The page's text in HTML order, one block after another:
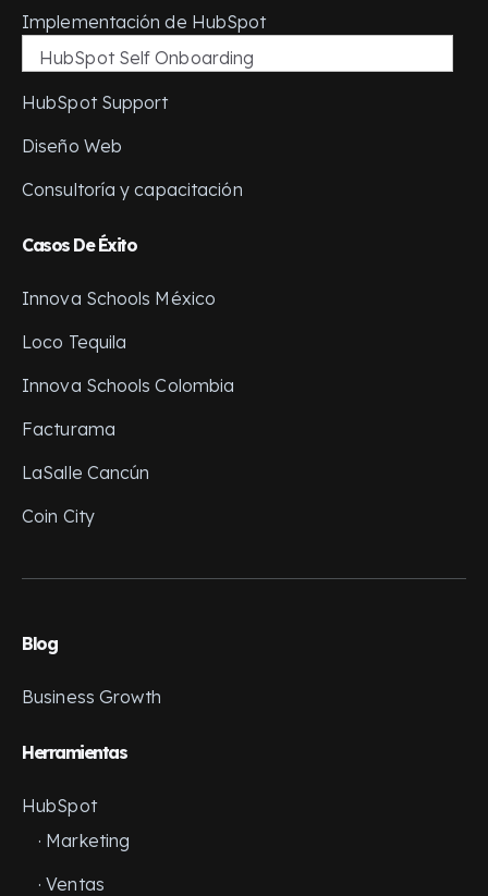
Implementación de HubSpot
HubSpot Self Onboarding
HubSpot Support
Diseño Web
Consultoría y capacitación
Casos De Éxito
Innova Schools México
Loco Tequila
Innova Schools Colombia
Facturama
LaSalle Cancún
Coin City
Blog
Business Growth
Herramientas
HubSpot
· Marketing
· Ventas